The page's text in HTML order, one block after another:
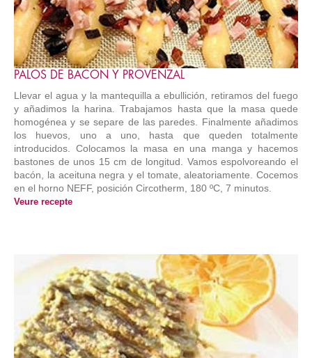
PALOS DE BACON Y PROVENZAL
Llevar el agua y la mantequilla a ebullición, retiramos del fuego
y añadimos la harina. Trabajamos hasta que la masa quede
homogénea y se separe de las paredes. Finalmente añadimos
los huevos, uno a uno, hasta que queden totalmente
introducidos. Colocamos la masa en una manga y hacemos
bastones de unos 15 cm de longitud. Vamos espolvoreando el
bacón, la aceituna negra y el tomate, aleatoriamente. Cocemos
en el horno NEFF, posición Circotherm, 180 ºC, 7 minutos.
Veure recepte